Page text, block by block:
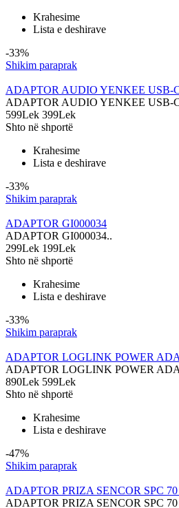
Krahesime
Lista e deshirave
-33%
Shikim paraprak
ADAPTOR AUDIO YENKEE USB-
ADAPTOR AUDIO YENKEE USB-
599Lek 399Lek
Shto në shportë
Krahesime
Lista e deshirave
-33%
Shikim paraprak
ADAPTOR GI000034
ADAPTOR GI000034..
299Lek 199Lek
Shto në shportë
Krahesime
Lista e deshirave
-33%
Shikim paraprak
ADAPTOR LOGLINK POWER
ADAPTOR LOGLINK POWER
890Lek 599Lek
Shto në shportë
Krahesime
Lista e deshirave
-47%
Shikim paraprak
ADAPTOR PRIZA SENCOR SPC
ADAPTOR PRIZA SENCOR SPC